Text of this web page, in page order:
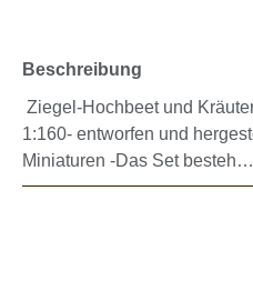
Beschreibung
Ziegel-Hochbeet und
1:160- entworfen und
Miniaturen -Das Set besteh…